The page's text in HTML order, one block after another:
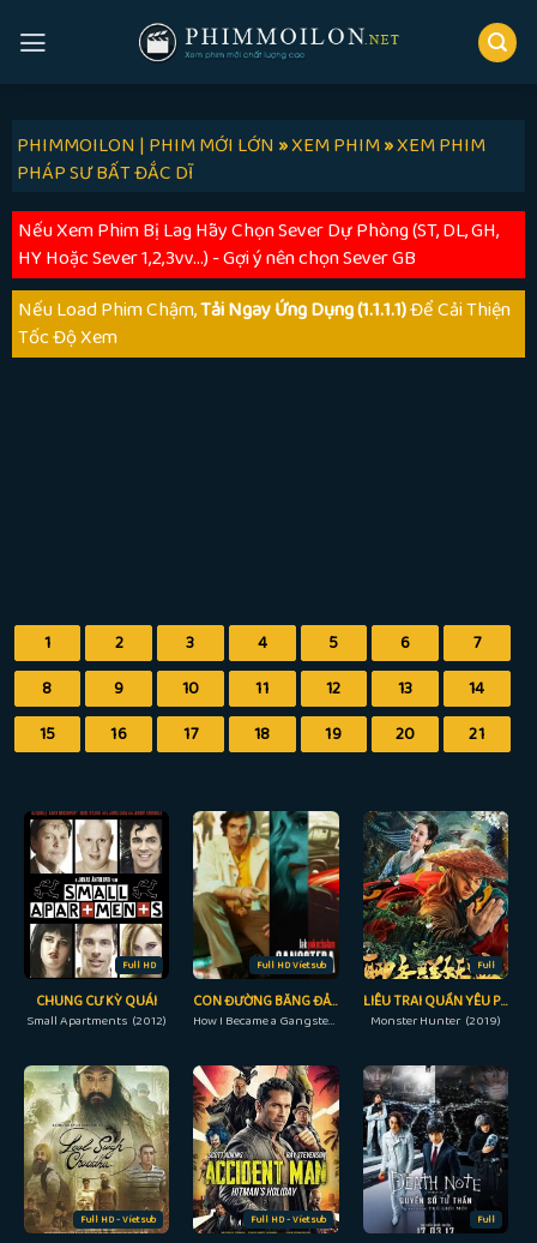
PHIMMOILON | PHIM MỚI LỚN»XEM PHIM»XEM PHIM
PHÁP SƯ BẤT ĐẮC DĨ
Nếu Xem Phim Bị Lag Hãy Chọn Sever Dự Phòng (ST, DL, GH,
HY Hoặc Sever 1,2,3vv...) - Gợi ý nên chọn Sever GB
Nếu Load Phim Chậm,Tải Ngay Ứng Dụng (1.1.1.1)Để Cải Thiện
Tốc Độ Xem
1 2 3 4 5 6
7
8
9 10 11 12 13
14
15
16 17 18 19 20 21
Full HD
CHUNG CƯ KỲ QUÁI
Small Apartments (2012)
Full HD Vietsub
CON ĐƯỜNG BĂNG ĐẢNG
How I Became a Gangster (2020)
Full
LIÊU TRAI QUẦN YÊU PHỔ
Monster Hunter (2019)
Full HD - Vietsub Full HD - Vietsub Full